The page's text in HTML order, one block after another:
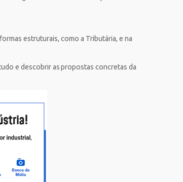
estruturais, como a Tributária, e na
e descobrir as propostas concretas da